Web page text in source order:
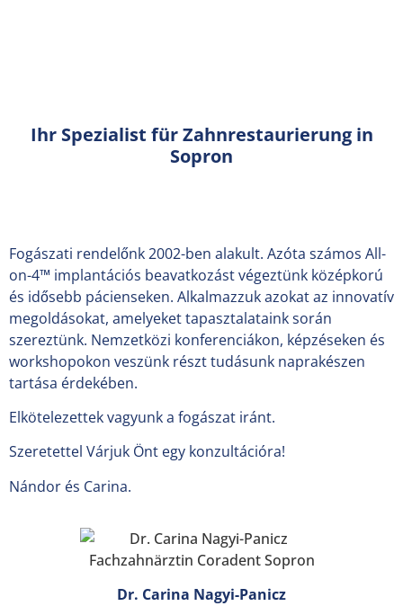
Ihr Spezialist für Zahnrestaurierung in
Sopron
Fogászati rendelőnk 2002-ben alakult. Azóta számos All-
on-4™ implantációs beavatkozást végeztünk középkorú
és idősebb pácienseken. Alkalmazzuk azokat az innovatív
megoldásokat, amelyeket tapasztalataink során
szereztünk. Nemzetközi konferenciákon, képzéseken és
workshopokon veszünk részt tudásunk naprakészen
tartása érdekében.
Elkötelezettek vagyunk a fogászat iránt.
Szeretettel Várjuk Önt egy konzultációra!
Nándor és Carina.
Dr. Carina Nagyi-Panicz